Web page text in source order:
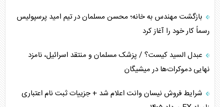
بازگشت مهندس به خانه؛ محسن مسلمان در تیم امید پرسپولیس
رسماً کار خود را آغاز کرد
عبدل السید کیست؟ / پزشک مسلمان و منتقد اسرائیل، نامزد
نهایی دموکرات‌ها در میشیگان
شرایط فروش نیسان وانت اعلام شد + جزییات ثبت نام اعتباری